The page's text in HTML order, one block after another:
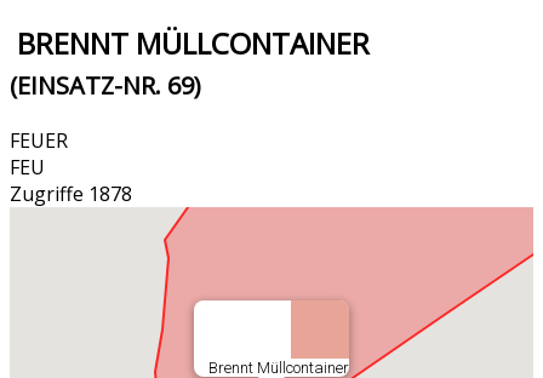
BRENNT MÜLLCONTAINER
(EINSATZ-NR. 69)
FEUER
FEU
Zugriffe 1878
Brennt Müllcontainer